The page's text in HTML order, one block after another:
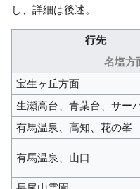
し、詳細は後述。
行先
名塩方
宝生ヶ丘方面
生瀬高台、青葉台、サー
有馬温泉、高知、花の峯
有馬温泉、山口